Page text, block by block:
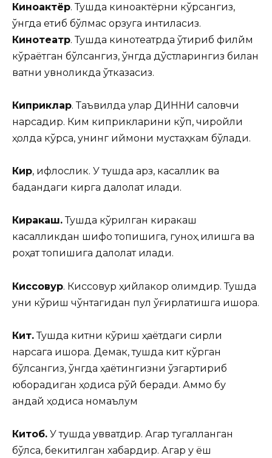
Киноактёр. Тушда киноактёрни кўрсангиз,
ўнгда етиб бўлмас орзуга интиласиз.
Кинотеатр. Тушда кинотеатрда ўтириб филйм
кўраётган бўлсангиз, ўнгда дўстларингиз билан
вақтни қувноқликда ўтказасиз.
Киприклар. Таъвилда улар ДИННИ сақловчи
нарсадир. Ким киприкларини кўп, чиройли
ҳолда кўрса, унинг иймони мустаҳкам бўлади.
Кир, ифлослик. У тушда қарз, касаллик ва
бадандаги кирга далолат қилади.
Киракаш.Тушда кўрилган киракаш
касалликдан шифо топишига, гуноҳ қилишга ва
роҳат топишига далолат қилади.
Киссовур. Киссовур ҳийлакор олимдир. Тушда
уни кўриш чўнтагидан пул ўғирлатишга ишора.
Кит.Тушда китни кўриш ҳаётдаги сирли
нарсага ишора. Демак, тушда кит кўрган
бўлсангиз, ўнгда ҳаётингизни ўзгартириб
юборадиган ҳодиса рўй беради. Аммо бу
қандай ҳодиса номаълум
Китоб. У тушда қувватдир. Агар тугалланган
бўлса, бекитилган хабардир. Агар у ёш